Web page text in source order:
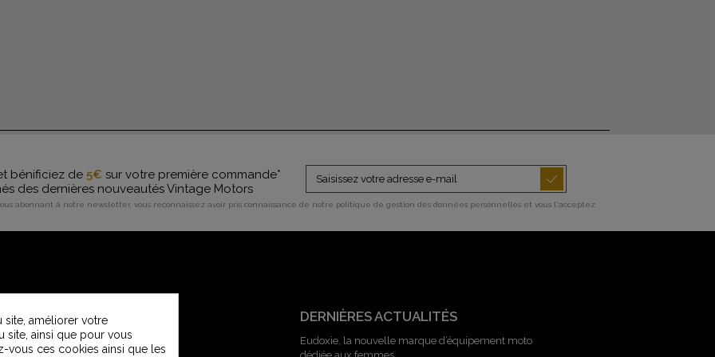
bénificiez de 5€ sur votre première commande*
des dernières nouveautés Vintage Motors
abonnant à notre newsletter, vous reconnaissez avoir pris connaissance de notre politique de gestion des données personnelles et vous l'acceptez.
SERVICE CLIENT
Contactez-nous
DERNIÈRES ACTUALITÉS
Eudoxie, la nouvelle marque d’équipement moto
site, améliorer votre
site, ainsi que pour vous
vous ces cookies ainsi que les